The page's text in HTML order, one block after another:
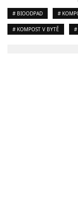
# BIOODPAD #
# KOMPOST V BYTĚ #